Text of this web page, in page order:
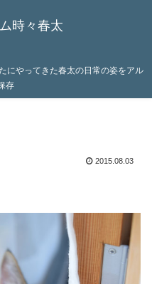
時々春太
やってきた春太の日常の姿をアル
存
2015.08.03